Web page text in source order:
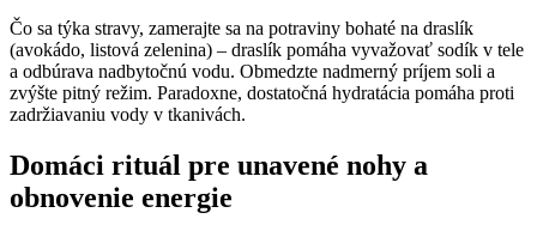
Čo sa týka stravy, zamerajte sa na potraviny bohaté na draslík
(avokádo, listová zelenina) – draslík pomáha vyvažovať sodík v tele
a odbúrava nadbytočnú vodu. Obmedzte nadmerný príjem soli a
zvýšte pitný režim. Paradoxne, dostatočná hydratácia pomáha proti
zadržiavaniu vody v tkanivách.
Domáci rituál pre unavené nohy a
obnovenie energie